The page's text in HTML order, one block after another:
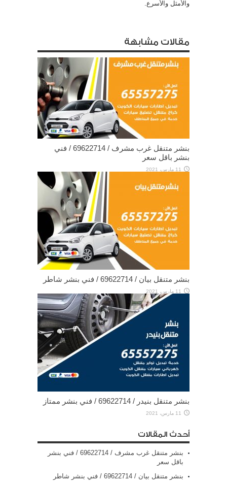
والأمثل والأسرع.
مقالات مشابهة
بنشر متنقل غرب مشرف / 69622714‬ / فني
بنشر باقل سعر
11 مارس، 2021
بنشر متنقل بيان / 69622714‬ / فني بنشر شاطر
11 مارس، 2021
بنشر متنقل بنيدر / 69622714‬ / فني بنشر ممتاز
11 مارس، 2021
أحدث المقالات
بنشر متنقل غرب مشرف / 69622714‬ / فني بنشر
باقل سعر
بنشر متنقل بيان / 69622714‬ / فني بنشر شاطر